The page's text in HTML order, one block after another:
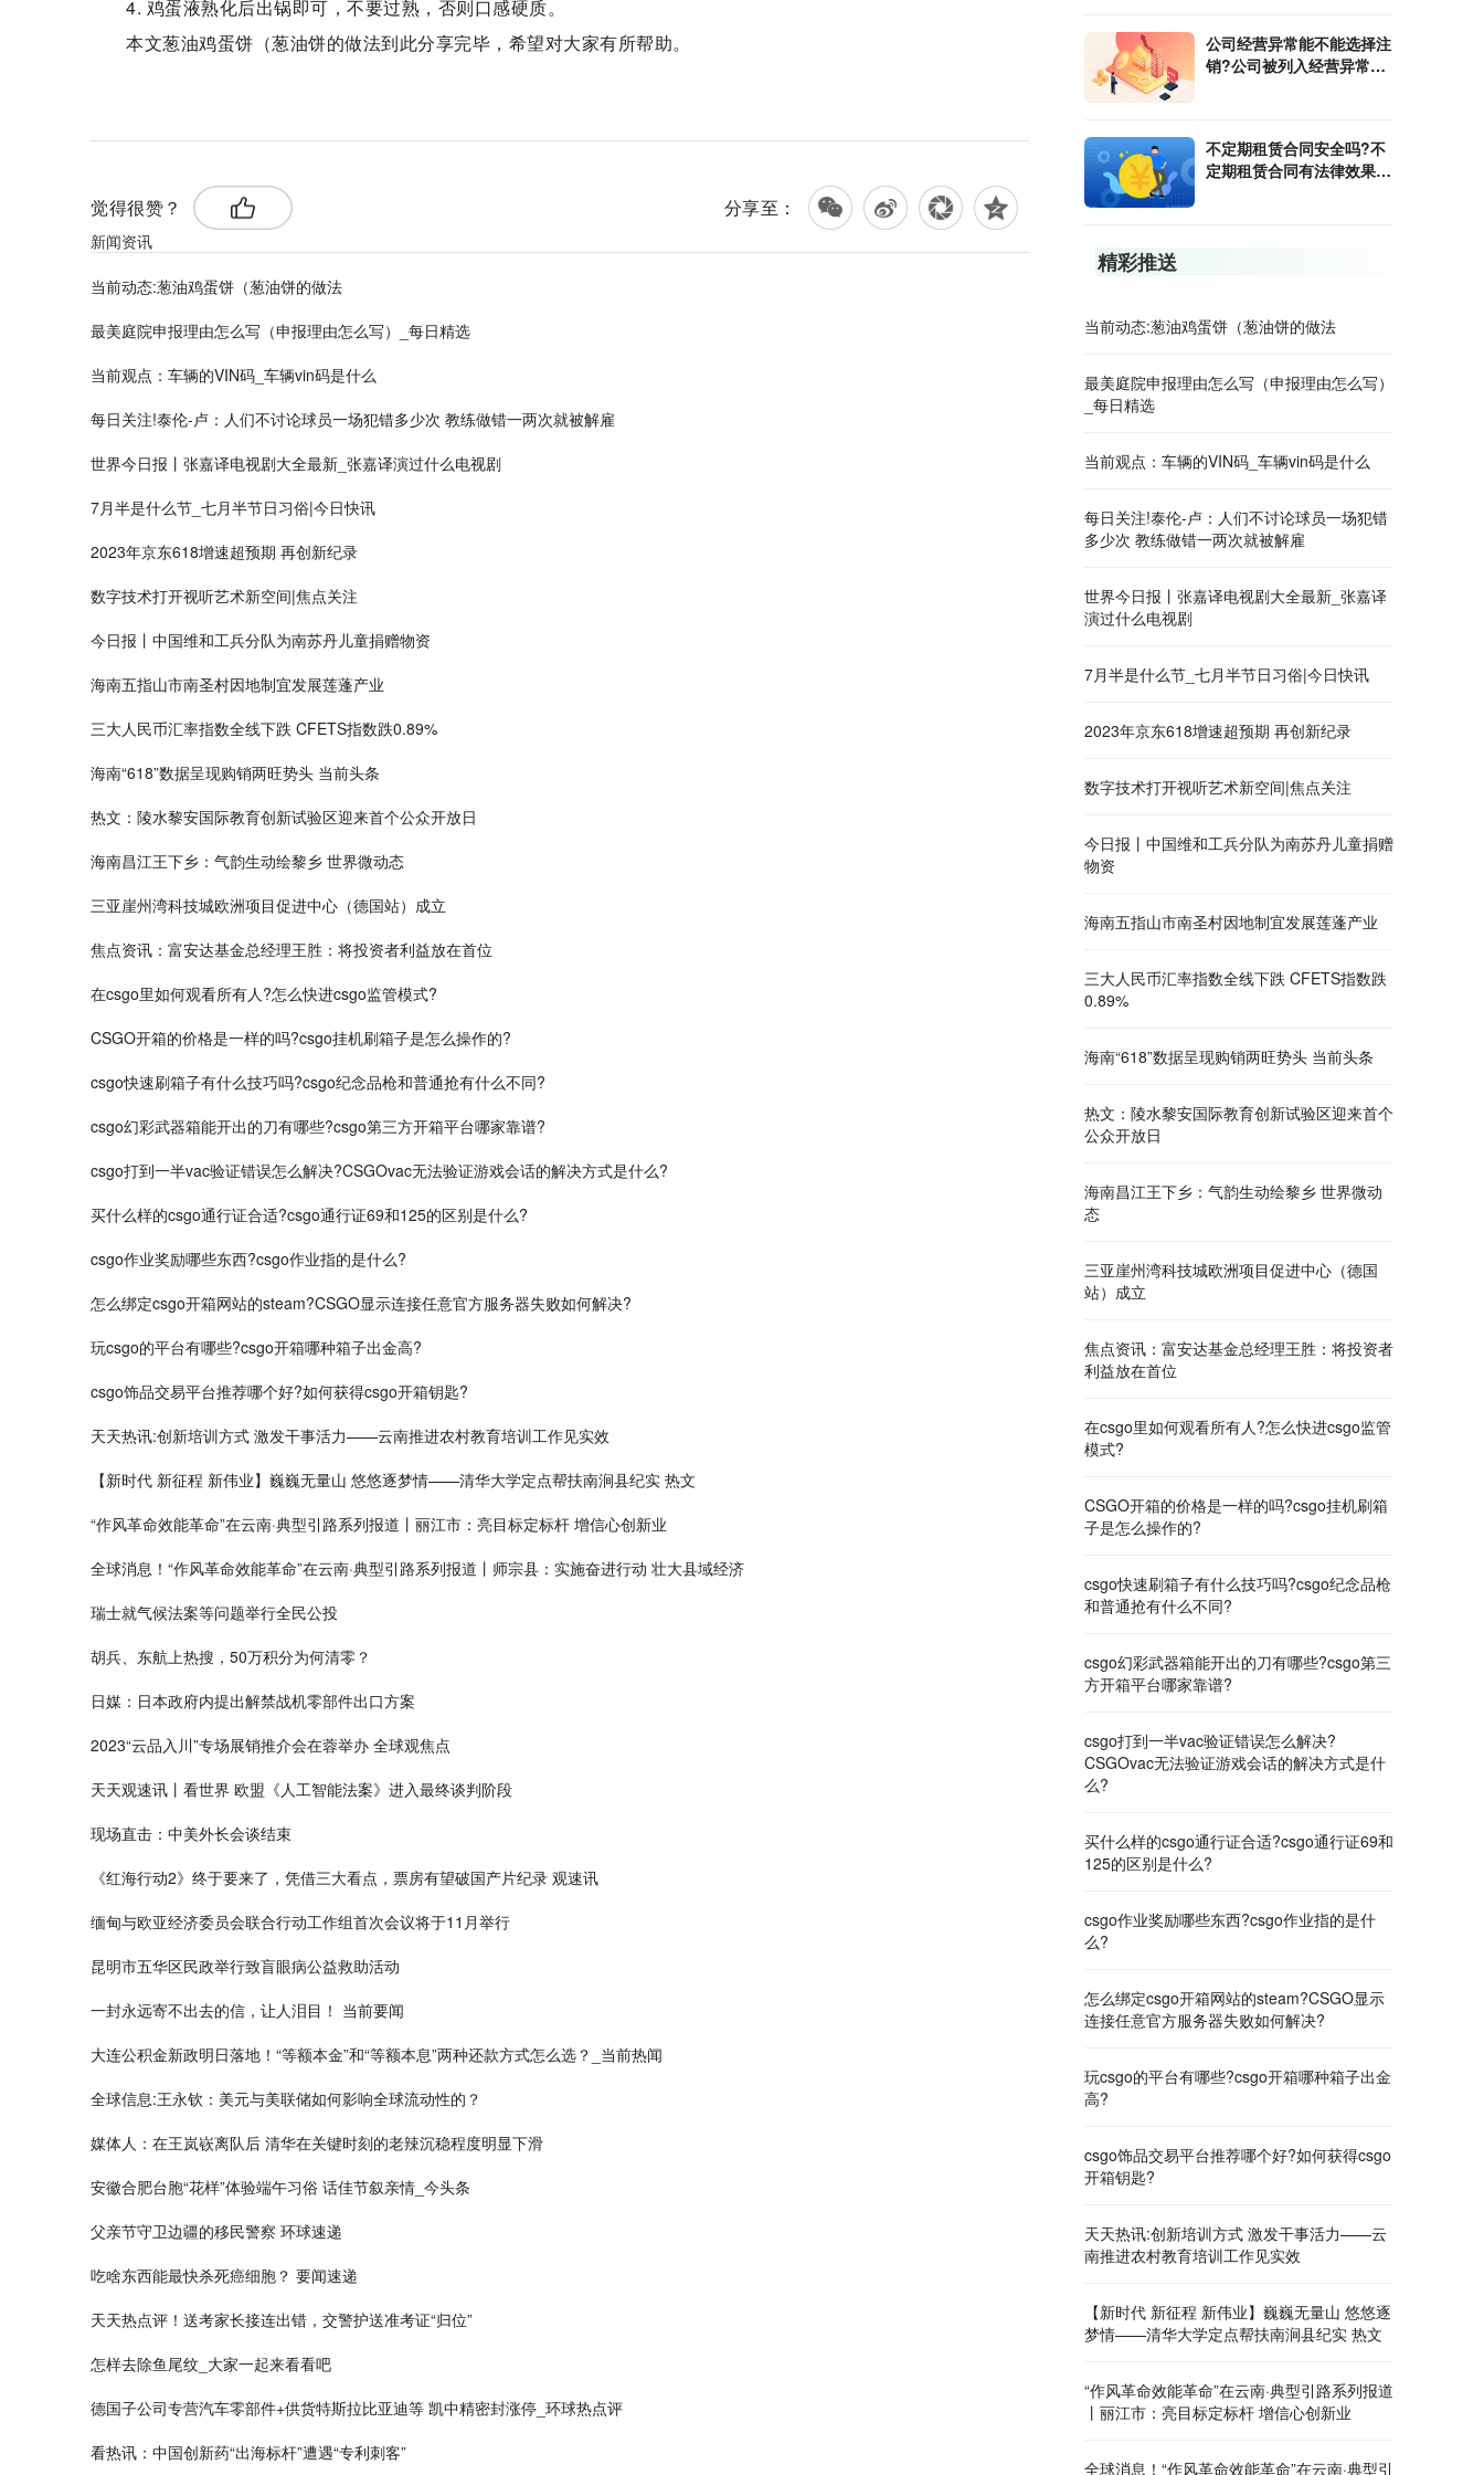
4. 鸡蛋液熟化后出锅即可，不要过熟，否则口感硬质。
本文葱油鸡蛋饼（葱油饼的做法到此分享完毕，希望对大家有所帮助。
觉得很赞？ 分享至：
新闻资讯
当前动态:葱油鸡蛋饼（葱油饼的做法
最美庭院申报理由怎么写（申报理由怎么写）_每日精选
当前观点：车辆的VIN码_车辆vin码是什么
每日关注!泰伦-卢：人们不讨论球员一场犯错多少次 教练做错一两次就被解雇
世界今日报丨张嘉译电视剧大全最新_张嘉译演过什么电视剧
7月半是什么节_七月半节日习俗|今日快讯
2023年京东618增速超预期 再创新纪录
数字技术打开视听艺术新空间|焦点关注
今日报丨中国维和工兵分队为南苏丹儿童捐赠物资
海南五指山市南圣村因地制宜发展莲蓬产业
三大人民币汇率指数全线下跌 CFETS指数跌0.89%
海南“618”数据呈现购销两旺势头 当前头条
热文：陵水黎安国际教育创新试验区迎来首个公众开放日
海南昌江王下乡：气韵生动绘黎乡 世界微动态
三亚崖州湾科技城欧洲项目促进中心（德国站）成立
焦点资讯：富安达基金总经理王胜：将投资者利益放在首位
在csgo里如何观看所有人?怎么快进csgo监管模式?
CSGO开箱的价格是一样的吗?csgo挂机刷箱子是怎么操作的?
csgo快速刷箱子有什么技巧吗?csgo纪念品枪和普通抢有什么不同?
csgo幻彩武器箱能开出的刀有哪些?csgo第三方开箱平台哪家靠谱?
csgo打到一半vac验证错误怎么解决?CSGOvac无法验证游戏会话的解决方式是什么?
买什么样的csgo通行证合适?csgo通行证69和125的区别是什么?
csgo作业奖励哪些东西?csgo作业指的是什么?
怎么绑定csgo开箱网站的steam?CSGO显示连接任意官方服务器失败如何解决?
玩csgo的平台有哪些?csgo开箱哪种箱子出金高?
csgo饰品交易平台推荐哪个好?如何获得csgo开箱钥匙?
天天热讯:创新培训方式 激发干事活力——云南推进农村教育培训工作见实效
【新时代 新征程 新伟业】巍巍无量山 悠悠逐梦情——清华大学定点帮扶南涧县纪实 热文
“作风革命效能革命”在云南·典型引路系列报道丨丽江市：亮目标定标杆 增信心创新业
全球消息！“作风革命效能革命”在云南·典型引路系列报道丨师宗县：实施奋进行动 壮大县域经济
瑞士就气候法案等问题举行全民公投
胡兵、东航上热搜，50万积分为何清零？
日媒：日本政府内提出解禁战机零部件出口方案
2023“云品入川”专场展销推介会在蓉举办 全球观焦点
天天观速讯丨看世界 欧盟《人工智能法案》进入最终谈判阶段
现场直击：中美外长会谈结束
《红海行动2》终于要来了，凭借三大看点，票房有望破国产片纪录 观速讯
缅甸与欧亚经济委员会联合行动工作组首次会议将于11月举行
昆明市五华区民政举行致盲眼病公益救助活动
一封永远寄不出去的信，让人泪目！ 当前要闻
大连公积金新政明日落地！“等额本金”和“等额本息”两种还款方式怎么选？_当前热闻
全球信息:王永钦：美元与美联储如何影响全球流动性的？
媒体人：在王岚嵚离队后 清华在关键时刻的老辣沉稳程度明显下滑
安徽合肥台胞“花样”体验端午习俗 话佳节叙亲情_今头条
父亲节守卫边疆的移民警察 环球速递
吃啥东西能最快杀死癌细胞？ 要闻速递
天天热点评！送考家长接连出错，交警护送准考证“归位”
怎样去除鱼尾纹_大家一起来看看吧
德国子公司专营汽车零部件+供货特斯拉比亚迪等 凯中精密封涨停_环球热点评
看热讯：中国创新药“出海标杆”遭遇“专利刺客”
公司经营异常能不能选择注
销?公司被列入经营异常的
不定期租赁合同安全吗?不
定期租赁合同有法律效果
精彩推送
当前动态:葱油鸡蛋饼（葱油饼的做法
最美庭院申报理由怎么写（申报理由怎么写）
_每日精选
当前观点：车辆的VIN码_车辆vin码是什么
每日关注!泰伦-卢：人们不讨论球员一场犯错
多少次 教练做错一两次就被解雇
世界今日报丨张嘉译电视剧大全最新_张嘉译
演过什么电视剧
7月半是什么节_七月半节日习俗|今日快讯
2023年京东618增速超预期 再创新纪录
数字技术打开视听艺术新空间|焦点关注
今日报丨中国维和工兵分队为南苏丹儿童捐赠
物资
海南五指山市南圣村因地制宜发展莲蓬产业
三大人民币汇率指数全线下跌 CFETS指数跌
0.89%
海南“618”数据呈现购销两旺势头 当前头条
热文：陵水黎安国际教育创新试验区迎来首个
公众开放日
海南昌江王下乡：气韵生动绘黎乡 世界微动
态
三亚崖州湾科技城欧洲项目促进中心（德国
站）成立
焦点资讯：富安达基金总经理王胜：将投资者
利益放在首位
在csgo里如何观看所有人?怎么快进csgo监管
模式?
CSGO开箱的价格是一样的吗?csgo挂机刷箱
子是怎么操作的?
csgo快速刷箱子有什么技巧吗?csgo纪念品枪
和普通抢有什么不同?
csgo幻彩武器箱能开出的刀有哪些?csgo第三
方开箱平台哪家靠谱?
csgo打到一半vac验证错误怎么解决?
CSGOvac无法验证游戏会话的解决方式是什
么?
买什么样的csgo通行证合适?csgo通行证69和
125的区别是什么?
csgo作业奖励哪些东西?csgo作业指的是什
么?
怎么绑定csgo开箱网站的steam?CSGO显示
连接任意官方服务器失败如何解决?
玩csgo的平台有哪些?csgo开箱哪种箱子出金
高?
csgo饰品交易平台推荐哪个好?如何获得csgo
开箱钥匙?
天天热讯:创新培训方式 激发干事活力——云
南推进农村教育培训工作见实效
【新时代 新征程 新伟业】巍巍无量山 悠悠逐
梦情——清华大学定点帮扶南涧县纪实 热文
“作风革命效能革命”在云南·典型引路系列报道
丨丽江市：亮目标定标杆 增信心创新业
全球消息！“作风革命效能革命”在云南·典型引